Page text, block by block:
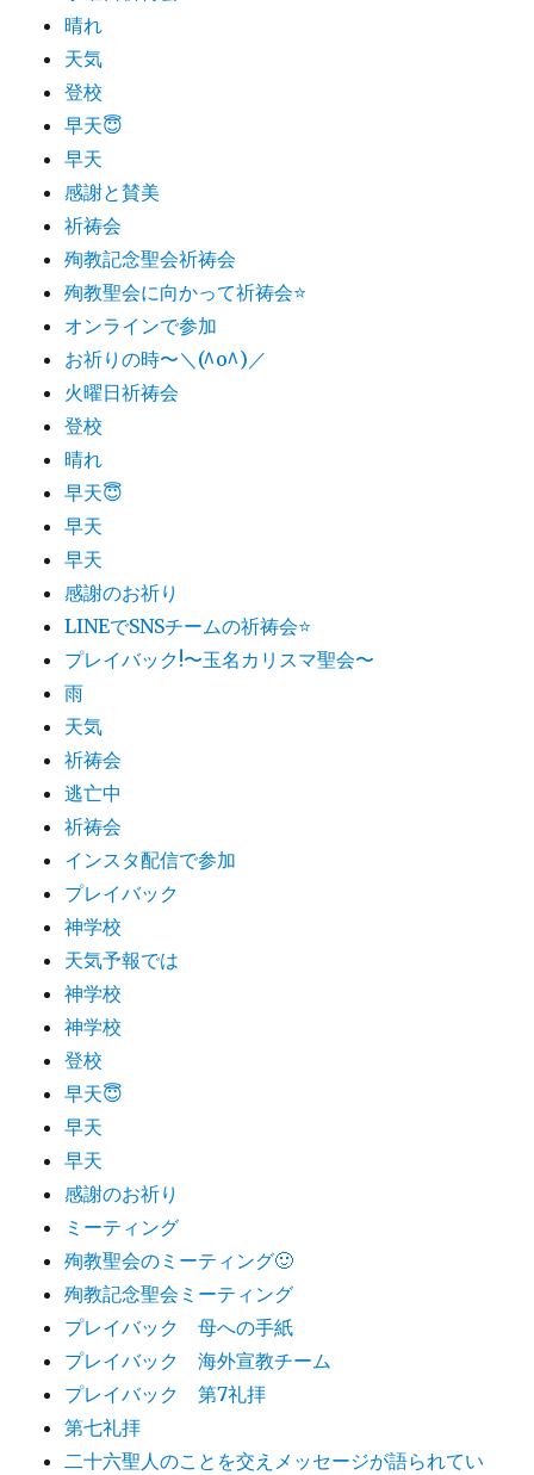
晴れ
天気
登校
早天😇
早天
感謝と賛美
祈祷会
殉教記念聖会祈祷会
殉教聖会に向かって祈祷会⭐️
オンラインで参加
お祈りの時〜＼(^o^)／
火曜日祈祷会
登校
晴れ
早天😇
早天
早天
感謝のお祈り
LINEでSNSチームの祈祷会​⭐️
プレイバック!〜玉名カリスマ聖会〜
雨
天気
祈祷会
逃亡中
祈祷会
インスタ配信で参加
プレイバック
神学校
天気予報では
神学校
神学校
登校
早天😇
早天
早天
感謝のお祈り
ミーティング
殉教聖会のミーティング🙂
殉教記念聖会ミーティング
プレイバック 母への手紙
プレイバック 海外宣教チーム
プレイバック 第7礼拝
第七礼拝
二十六聖人のことを交えメッセージが語られてい